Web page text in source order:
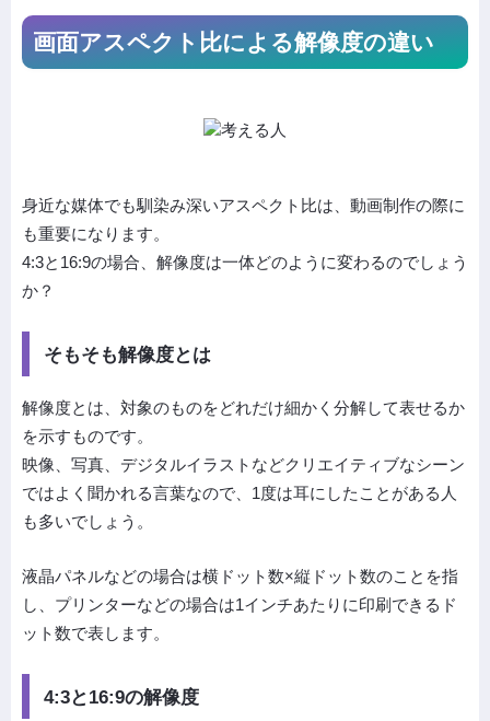
画面アスペクト比による解像度の違い
身近な媒体でも馴染み深いアスペクト比は、動画制作の際に
も重要になります。
4:3と16:9の場合、解像度は一体どのように変わるのでしょう
か？
そもそも解像度とは
解像度とは、対象のものをどれだけ細かく分解して表せるか
を示すものです。
映像、写真、デジタルイラストなどクリエイティブなシーン
ではよく聞かれる言葉なので、1度は耳にしたことがある人
も多いでしょう。
液晶パネルなどの場合は横ドット数×縦ドット数のことを指
し、プリンターなどの場合は1インチあたりに印刷できるド
ット数で表します。
4:3と16:9の解像度